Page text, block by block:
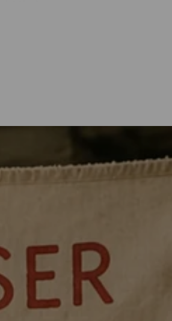
zu
FLORIAN